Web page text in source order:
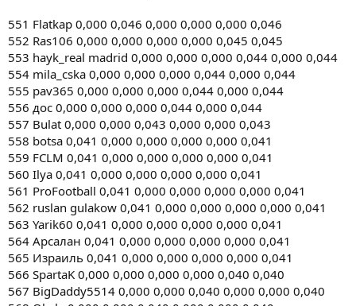
551 Flatkap 0,000 0,046 0,000 0,000 0,000 0,046
552 Ras106 0,000 0,000 0,000 0,000 0,045 0,045
553 hayk_real madrid 0,000 0,000 0,000 0,044 0,000 0,044
554 mila_cska 0,000 0,000 0,000 0,044 0,000 0,044
555 pav365 0,000 0,000 0,000 0,044 0,000 0,044
556 дос 0,000 0,000 0,000 0,044 0,000 0,044
557 Bulat 0,000 0,000 0,043 0,000 0,000 0,043
558 botsa 0,041 0,000 0,000 0,000 0,000 0,041
559 FCLM 0,041 0,000 0,000 0,000 0,000 0,041
560 Ilya 0,041 0,000 0,000 0,000 0,000 0,041
561 ProFootball 0,041 0,000 0,000 0,000 0,000 0,041
562 ruslan gulakow 0,041 0,000 0,000 0,000 0,000 0,041
563 Yarik60 0,041 0,000 0,000 0,000 0,000 0,041
564 Арсалан 0,041 0,000 0,000 0,000 0,000 0,041
565 Израиль 0,041 0,000 0,000 0,000 0,000 0,041
566 SpartaK 0,000 0,000 0,000 0,000 0,040 0,040
567 BigDaddy5514 0,000 0,000 0,040 0,000 0,000 0,040